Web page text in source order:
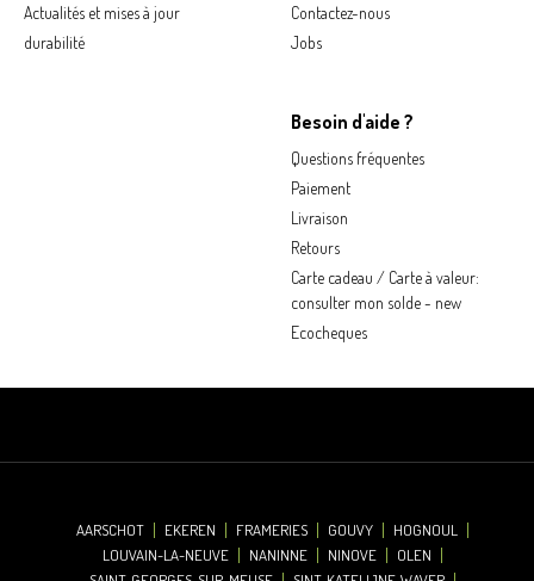
Actualités et mises à jour
durabilité
Contactez-nous
Jobs
Besoin d'aide ?
Questions fréquentes
Paiement
Livraison
Retours
Carte cadeau / Carte à valeur:
consulter mon solde - new
Ecocheques
AARSCHOT EKEREN FRAMERIES GOUVY
HOGNOUL
LOUVAIN-LA-NEUVE
NANINNE NINOVE
OLEN